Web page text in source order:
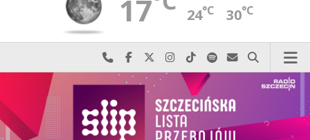
17 24°C 30°C
Najlepiej po prostu do nas zadzwoń
Odwiedź nas na Facebook-u
Odwiedź nas na X
Odwiedź nas na Instagram-ie
Odwiedź nas na TikTok-u
Szukaj nas na Spotify
Wyślij do nas
Szukaj